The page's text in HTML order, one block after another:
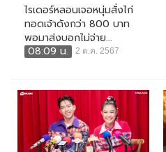
ไรเดอร์หลอนเจอหนุ่มสั่งไก่
ทอดเจ้าดังกว่า 800 บาท
พอมาส่งบอกไม่จ่าย...
08:09 น.
2 ต.ค. 2567